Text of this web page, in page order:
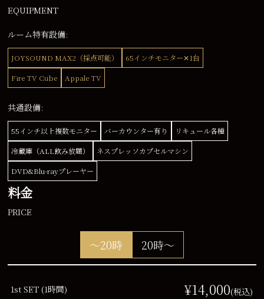
EQUIPMENT
ルーム特有設備:
JOYSOUND MAX2（採点可能）
65インチモニター✕1台
Fire TV Cube
Appale TV
共通設備:
55インチ以上複数モニター バーカウンター有り
リキュール各種
冷蔵庫（ALL飲み放題）
ネスプレッソカプセルマシン
DVD&Blu-rayプレーヤー
料金
PRICE
～20時 20時～
1st SET (1時間) ¥14,000(税込)